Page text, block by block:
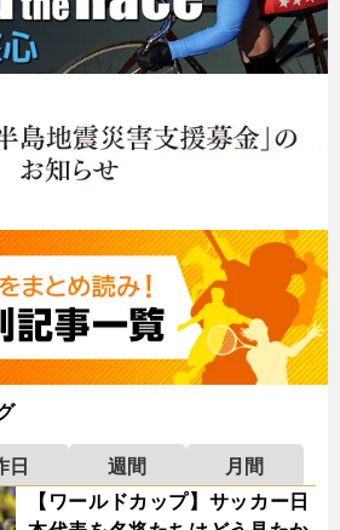
日 週間
月間
【ワールドカップ】サッカー日